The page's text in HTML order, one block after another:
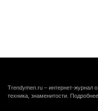
Trendymen.ru – интернет-журнал
техника, знаменитости. Подробнее